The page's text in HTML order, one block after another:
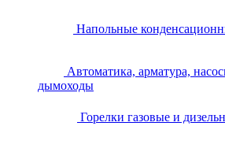
Напольные
Автоматика, арматура,
дымоходы
Горелки газовые и